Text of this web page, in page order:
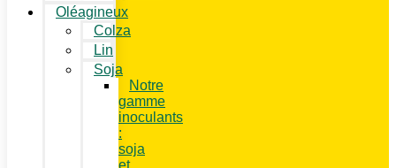
Oléagineux
Colza
Lin
Soja
Notre
gamme
inoculants
:
soja
et